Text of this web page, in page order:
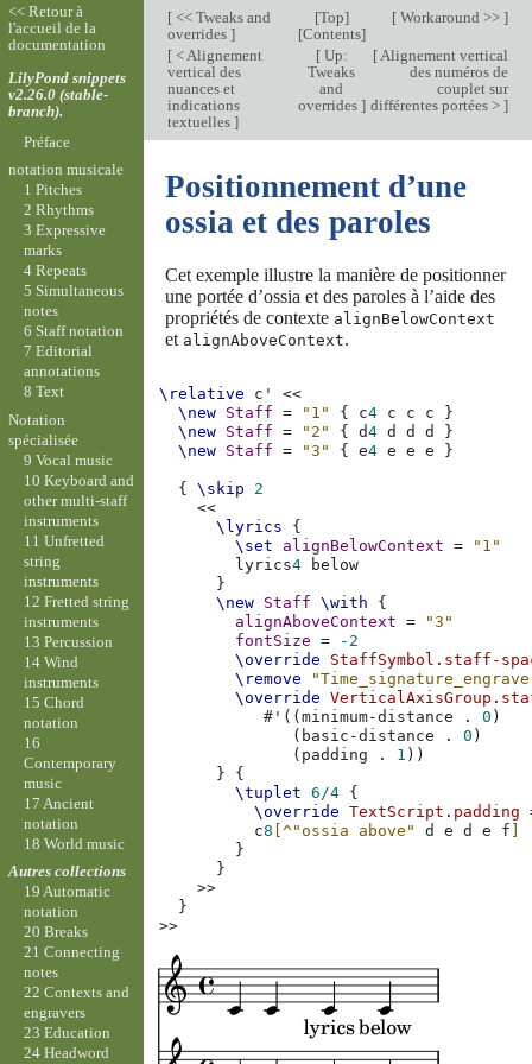
[<< Tweaks and
overrides ]
[Top]
[Contents]
[Workaround >> ]
[< Alignement
vertical des
nuances et
indications
textuelles ]
[Up:
Tweaks
and
overrides ]
[Alignement vertical
des numéros de
couplet sur
différentes portées > ]
Positionnement d’une
ossia et des paroles
Cet exemple illustre la manière de positionner
une portée d’ossia et des paroles à l’aide des
propriétés de contexte alignBelowContext
et alignAboveContext.
\relative c'
<<
\new Staff = "1" { c4 c c c
}
\new Staff = "2" { d4 d d d
}
\new Staff = "3" { e4 e e e }
{ \skip
2
<<
\lyrics
{
\set
alignBelowContext =
"1"
lyrics4
}
\new Staff \with
{
alignAboveContext
=
"3"
fontSize
=
-2
\override
StaffSymbol . staff-
\remove
\override
VerticalAxisGroup .
# ' ((minimum-distance . 0 )
( basic-distance . 0 )
( padding . 1 ))
}
{
\tuplet
6/4 {
\override
TextScript . padding
c8 [^"ossia above" d e d e f
}
}
>>
}
>>
<< Retour à
l'accueil de la
documentation
LilyPond snippets
v2.26.0 (stable-
branch).
Préface
notation musicale
1 Pitches
2 Rhythms
3 Expressive
marks
4 Repeats
5 Simultaneous
notes
6 Staff notation
7 Editorial
annotations
8 Text
Notation
spécialisée
9 Vocal music
10 Keyboard and
other multi-staff
instruments
11 Unfretted
string
instruments
12 Fretted string
instruments
13 Percussion
14 Wind
instruments
15 Chord
notation
16
Contemporary
music
17 Ancient
notation
18 World music
Autres collections
19 Automatic
notation
20 Breaks
21 Connecting
notes
22 Contexts and
engravers
23 Education
24 Headword